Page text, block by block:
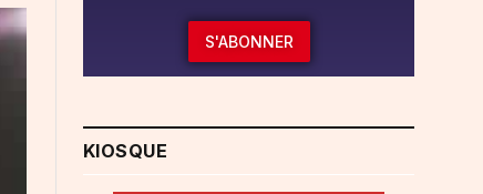
S'ABONNER
KIOSQUE